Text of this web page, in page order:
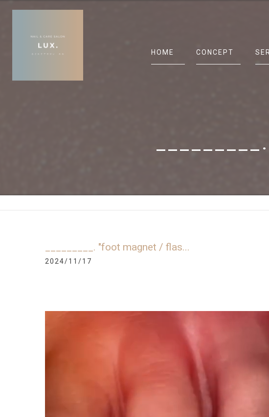
HOME CONCEPT
_________. "foot magnet / flas...
2024/11/17